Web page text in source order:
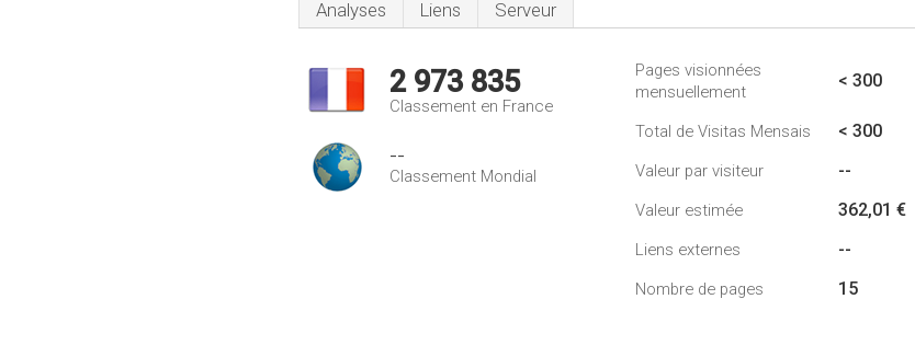
Analyses Liens Serveur
2 973 835
Classement en France
--
Classement Mondial
Pages visionnées
mensuellement
< 300
Total de Visitas Mensais < 300
Valeur par visiteur --
Valeur estimée 362,01 €
Liens externes --
Nombre de pages 15